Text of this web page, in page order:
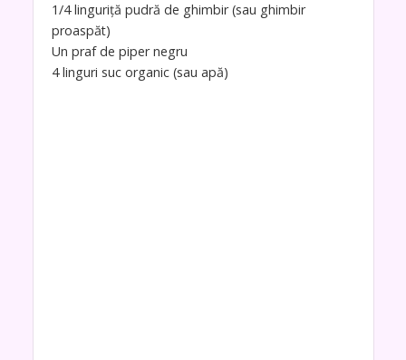
1/4 linguriță pudră de ghimbir (sau ghimbir
proaspăt)
Un praf de piper negru
4 linguri suc organic (sau apă)